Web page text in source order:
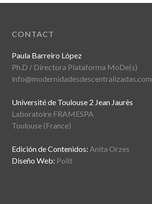
CONTACT
Paula Barreiro López
Ph.D / Directora Plataforma MoDe(s)
info@modernidadesdescentralizadas.com
Université de Toulouse 2 Jean Jaurès
Laboratoire FRAMESPA
Toulouse (France)
Edición de Contenidos: Anita Orzes
Diseño Web: Polit